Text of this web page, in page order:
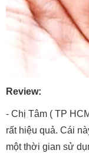
Review:
- Chị Tâm ( TP
rất hiệu quả. Cái
một thời gian sử